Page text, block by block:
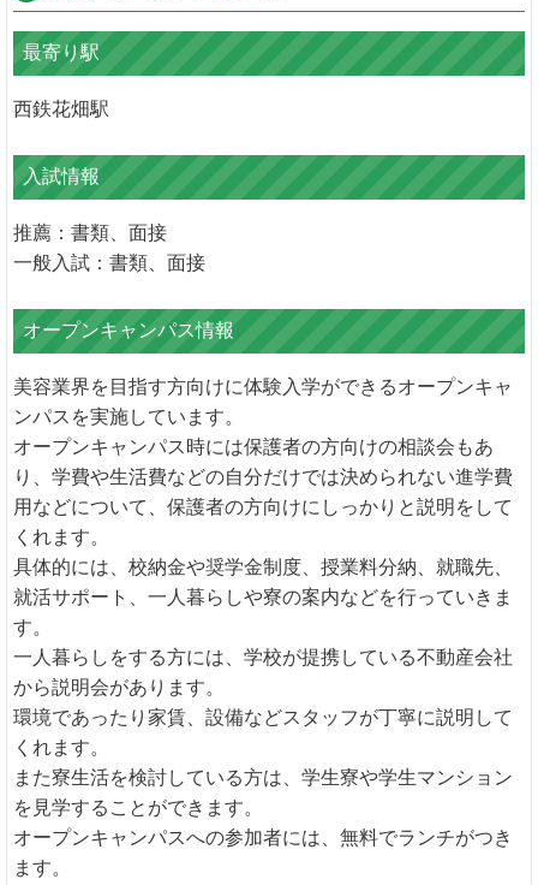
最寄り駅
西鉄花畑駅
入試情報
推薦：書類、面接
一般入試：書類、面接
オープンキャンパス情報
美容業界を目指す方向けに体験入学ができるオープンキャ
ンパスを実施しています。
オープンキャンパス時には保護者の方向けの相談会もあ
り、学費や生活費などの自分だけでは決められない進学費
用などについて、保護者の方向けにしっかりと説明をして
くれます。
具体的には、校納金や奨学金制度、授業料分納、就職先、
就活サポート、一人暮らしや寮の案内などを行っていきま
す。
一人暮らしをする方には、学校が提携している不動産会社
から説明会があります。
環境であったり家賃、設備などスタッフが丁寧に説明して
くれます。
また寮生活を検討している方は、学生寮や学生マンション
を見学することができます。
オープンキャンパスへの参加者には、無料でランチがつき
ます。